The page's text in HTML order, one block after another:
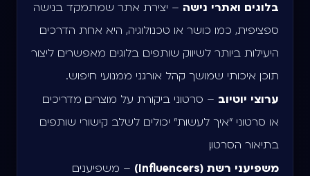
בלוגים ואתרי נישה – יצירת אתר שמתמקד בנישה
ספציפית, כמו כושר או טכנולוגיה, היא אחת הדרכים
היעילות ביותר לשיווק שותפים. בלוגים מאפשרים ליצור
תוכן איכותי שמושך קהל אורגני ממנועי חיפוש.
ערוצי יוטיוב – סרטוני ביקורת על מוצרים, מדריכים
או סרטוני "איך לעשות" יכולים לשלב קישורי שותפים
בתיאור הסרטון.
משפיעני רשת (Influencers)
– משפיענים